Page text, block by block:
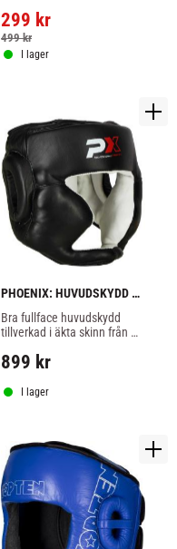
299 kr
499kr
I lager
PHOENIX: HUVUDSKYDD
SKINN - SVART
Bra fullface huvudskydd
tillverkad i äkta skinn från
899 kr
I lager